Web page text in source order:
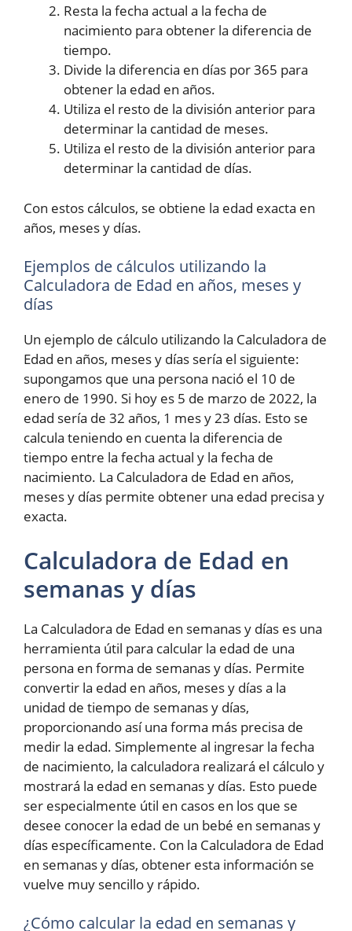
Resta la fecha actual a la fecha de
nacimiento para obtener la diferencia de
tiempo.
Divide la diferencia en días por 365 para
obtener la edad en años.
Utiliza el resto de la división anterior para
determinar la cantidad de meses.
Utiliza el resto de la división anterior para
determinar la cantidad de días.
Con estos cálculos, se obtiene la edad exacta en
años, meses y días.
Ejemplos de cálculos utilizando la
Calculadora de Edad en años, meses y
días
Un ejemplo de cálculo utilizando la Calculadora de
Edad en años, meses y días sería el siguiente:
supongamos que una persona nació el 10 de
enero de 1990. Si hoy es 5 de marzo de 2022, la
edad sería de 32 años, 1 mes y 23 días. Esto se
calcula teniendo en cuenta la diferencia de
tiempo entre la fecha actual y la fecha de
nacimiento. La Calculadora de Edad en años,
meses y días permite obtener una edad precisa y
exacta.
Calculadora de Edad en
semanas y días
La Calculadora de Edad en semanas y días es una
herramienta útil para calcular la edad de una
persona en forma de semanas y días. Permite
convertir la edad en años, meses y días a la
unidad de tiempo de semanas y días,
proporcionando así una forma más precisa de
medir la edad. Simplemente al ingresar la fecha
de nacimiento, la calculadora realizará el cálculo y
mostrará la edad en semanas y días. Esto puede
ser especialmente útil en casos en los que se
desee conocer la edad de un bebé en semanas y
días específicamente. Con la Calculadora de Edad
en semanas y días, obtener esta información se
vuelve muy sencillo y rápido.
¿Cómo calcular la edad en semanas y